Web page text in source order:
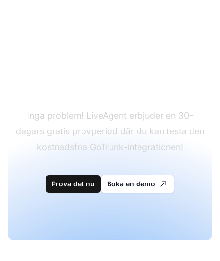
Inga problem! LiveAgent erbjuder en 30-
dagars gratis provperiod där du kan testa den
kostnadsfria GoTrunk-integrationen!
Prova det nu Boka en demo